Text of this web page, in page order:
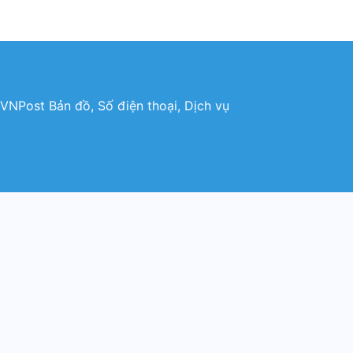
Bản đồ, Số điện thoại, Dịch vụ